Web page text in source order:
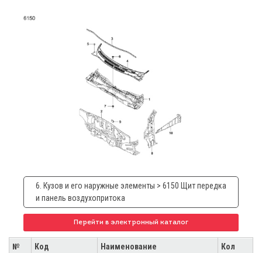
6. Кузов и его наружные элементы > 6150 Щит передка
и панель воздухопритока
Перейти в электронный каталог
№ Код Наименование Кол